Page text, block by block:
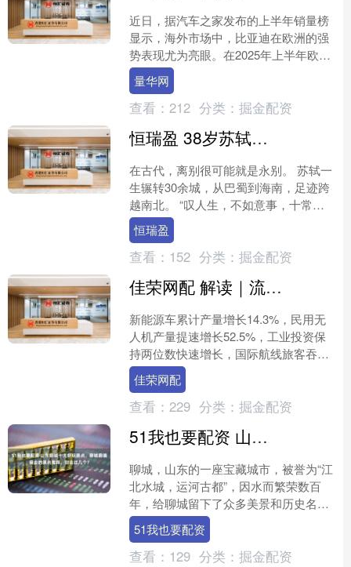
近日，据汽车之家发布的上半年销量榜
显示，海外市场中，比亚迪在欧洲的强
势表现尤为亮眼。在2025年上半年欧洲
新能源市场中，比亚迪展现出了卓越的
销量表现，成为中国品....
量华网
查看： 212 分类： 掘金配资
恒瑞盈 38岁苏轼为博12岁歌姬的欢心，为她写了一首诗，成男追女经典名句
在古代，离别很可能就是永别。 苏轼一
生辗转30余城，从巴蜀到海南，足迹跨
越南北。 “叹人生，不如意事，十常八
九”。官场起起伏伏的苏轼，在感情上反
而得到了一段真挚....
恒瑞盈
查看： 152 分类： 掘金配资
佳荣网配 解读｜流量之城“新”潮涌动！今年前8个月，广州新动能新产业不断壮大
新能源车累计产量增长14.3%，民用无
人机产量提速增长52.5%，工业投资保
持两位数快速增长，国际航线旅客吞吐
量快速增长21.2%......9月24日，广州
市....
佳荣网配
查看： 229 分类： 掘金配资
51我也要配资 山东聊城十大好玩景点，聊城最值得去的景点推荐，你去过几个？
聊城，山东的一座宝藏城市，被誉为“江
北水城，运河古都”，因水而繁荣数百
年，给聊城留下了众多美景和历史名
胜，一起来看看吧！ 山东聊城十大旅游
景点：东昌湖、中华水上....
51我也要配资
查看： 129 分类： 掘金配资